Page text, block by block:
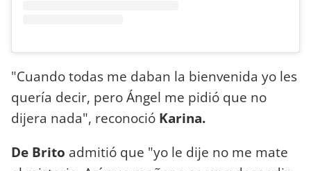
"Cuando todas me daban la bienvenida yo les
quería decir, pero Ángel me pidió que no
dijera nada", reconoció Karina.
De Brito admitió que "yo le dije no me mate